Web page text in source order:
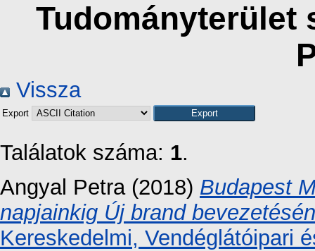
Tudományterület
Vissza
Export
Találatok száma: 1.
Angyal Petra (2018) Budapest
napjainkig Új brand
Kereskedelmi, Vendéglátóipari